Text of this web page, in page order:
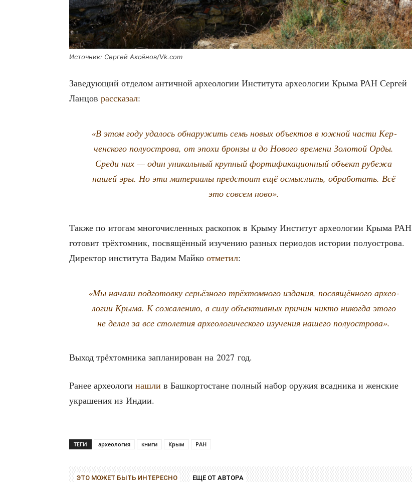
Источ­ник: Сер­гей Аксёнов/Vk.com
Заве­ду­ю­щий отде­лом антич­ной архео­ло­гии Инсти­ту­та архео­ло­гии Кры­ма РАН Сер­гей
Лан­цов рас­ска­зал:
«В этом году уда­лось обна­ру­жить семь новых объ­ек­тов в южной части Кер­
чен­ско­го полу­ост­ро­ва, от эпо­хи брон­зы и до Ново­го вре­ме­ни Золо­той Орды.
Сре­ди них — один уни­каль­ный круп­ный фор­ти­фи­ка­ци­он­ный объ­ект рубе­жа
нашей эры. Но эти мате­ри­а­лы пред­сто­ит ещё осмыс­лить, обра­бо­тать. Всё
это совсем ново».
Так­же по ито­гам мно­го­чис­лен­ных рас­ко­пок в Кры­му Инсти­тут архео­ло­гии Кры­ма РАН
гото­вит трёх­том­ник, посвя­щён­ный изу­че­нию раз­ных пери­о­дов исто­рии полуострова.
Дирек­тор инсти­ту­та Вадим Май­ко отме­тил:
«Мы нача­ли под­го­тов­ку серьёз­но­го трёх­том­но­го изда­ния, посвя­щён­но­го архео­
ло­гии Кры­ма. К сожа­ле­нию, в силу объ­ек­тив­ных при­чин никто нико­гда это­го
не делал за все сто­ле­тия архео­ло­ги­че­ско­го изу­че­ния наше­го полуострова».
Выход трёх­том­ни­ка запла­ни­ро­ван на 2027 год.
Ранее архео­ло­ги нашли в Баш­кор­то­стане пол­ный набор ору­жия всад­ни­ка и жен­ские
укра­ше­ния из Индии.
ТЕГИ археология книги Крым РАН
ЭТО МОЖЕТ БЫТЬ ИНТЕРЕСНО ЕЩЕ ОТ АВТОРА